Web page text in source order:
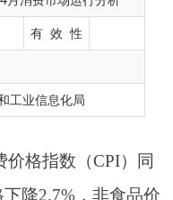
有 效 性
工业信息化局
数（CPI）同
，非食品价
。